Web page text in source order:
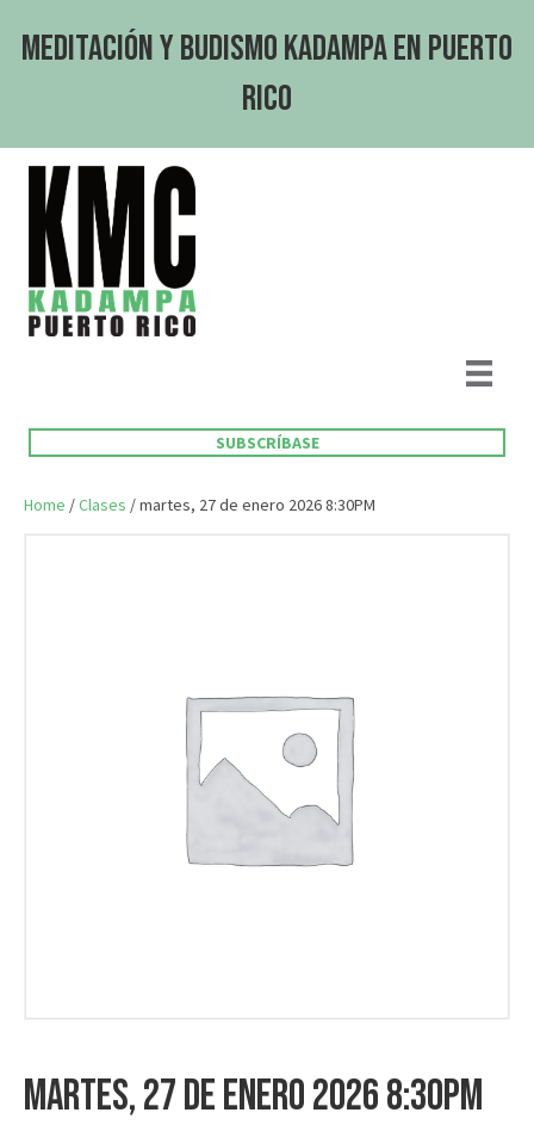
Meditación y Budismo Kadampa en Puerto
Rico
SUBSCRÍBASE
Home /Clases / martes, 27 de enero 2026 8:30PM
martes, 27 de enero 2026 8:30PM